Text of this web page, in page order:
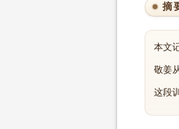
摘
本文
敬姜
这段